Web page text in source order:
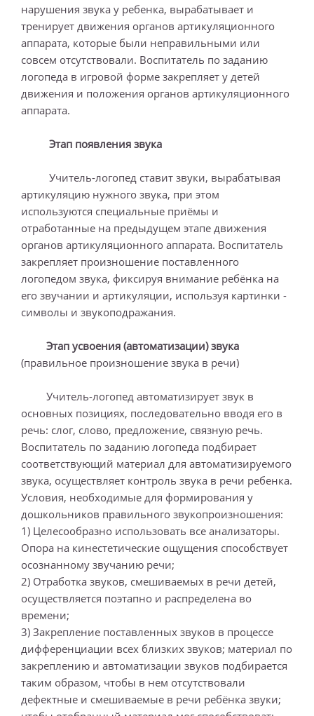
нарушения звука у ребенка, вырабатывает и
тренирует движения органов артикуляционного
аппарата, которые были неправильными или
совсем отсутствовали. Воспитатель по заданию
логопеда в игровой форме закрепляет у детей
движения и положения органов артикуляционного
аппарата.
Этап появления звука
Учитель-логопед ставит звуки, вырабатывая
артикуляцию нужного звука, при этом
используются специальные приёмы и
отработанные на предыдущем этапе движения
органов артикуляционного аппарата. Воспитатель
закрепляет произношение поставленного
логопедом звука, фиксируя внимание ребёнка на
его звучании и артикуляции, используя картинки -
символы и звукоподражания.
Этап усвоения (автоматизации) звука
(правильное произношение звука в речи)
Учитель-логопед автоматизирует звук в
основных позициях, последовательно вводя его в
речь: слог, слово, предложение, связную речь.
Воспитатель по заданию логопеда подбирает
соответствующий материал для автоматизируемого
звука, осуществляет контроль звука в речи ребенка.
Условия, необходимые для формирования у
дошкольников правильного звукопроизношения:
1) Целесообразно использовать все анализаторы.
Опора на кинестетические ощущения способствует
осознанному звучанию речи;
2) Отработка звуков, смешиваемых в речи детей,
осуществляется поэтапно и распределена во
времени;
3) Закрепление поставленных звуков в процессе
дифференциации всех близких звуков; материал по
закреплению и автоматизации звуков подбирается
таким образом, чтобы в нем отсутствовали
дефектные и смешиваемые в речи ребёнка звуки;